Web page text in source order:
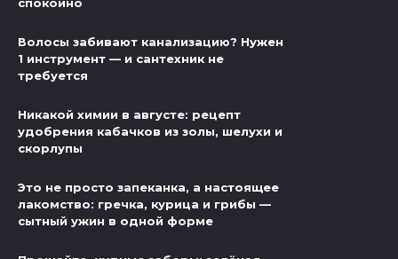
Волосы забивают канализацию? Нужен
1 инструмент — и сантехник не
требуется
Никакой химии в августе: рецепт
удобрения кабачков из золы, шелухи и
скорлупы
Это не просто запеканка, а настоящее
лакомство: гречка, курица и грибы —
сытный ужин в одной форме